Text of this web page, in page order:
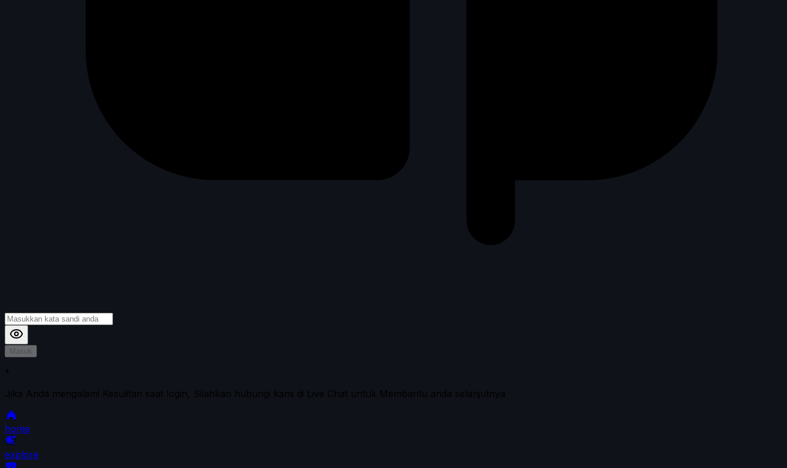
Masuk
*
Jika Anda mengalami Kesulitan saat login, Silahkan hubungi kami di Live Chat untuk Membantu anda selanjutnya
home
explore